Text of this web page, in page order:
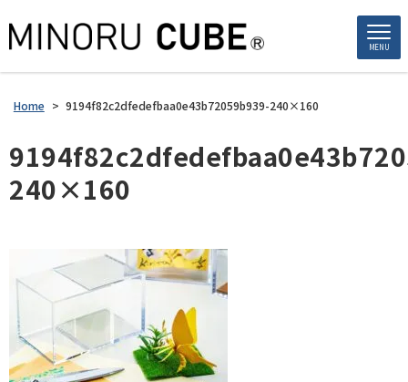
MENU
Home > 9194f82c2dfedefbaa0e43b72059b939-240×160
240×160